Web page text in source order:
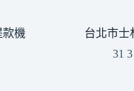
款機
台北市士
31